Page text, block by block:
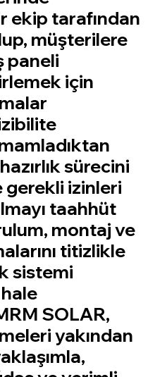
ekip tarafından
müşterilere
paneli
için
sürecini
izinleri
taahhüt
montaj ve
titizlikle
sistemi
SOLAR,
yakından